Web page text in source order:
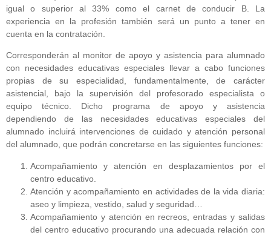
igual o superior al 33% como el carnet de conducir B. La
experiencia en la profesión también será un punto a tener en
cuenta en la contratación.
Corresponderán al monitor de apoyo y asistencia para alumnado
con necesidades educativas especiales llevar a cabo funciones
propias de su especialidad, fundamentalmente, de carácter
asistencial, bajo la supervisión del profesorado especialista o
equipo técnico. Dicho programa de apoyo y asistencia
dependiendo de las necesidades educativas especiales del
alumnado incluirá intervenciones de cuidado y atención personal
del alumnado, que podrán concretarse en las siguientes funciones:
Acompañamiento y atención en desplazamientos por el
centro educativo.
Atención y acompañamiento en actividades de la vida diaria:
aseo y limpieza, vestido, salud y seguridad…
Acompañamiento y atención en recreos, entradas y salidas
del centro educativo procurando una adecuada relación con